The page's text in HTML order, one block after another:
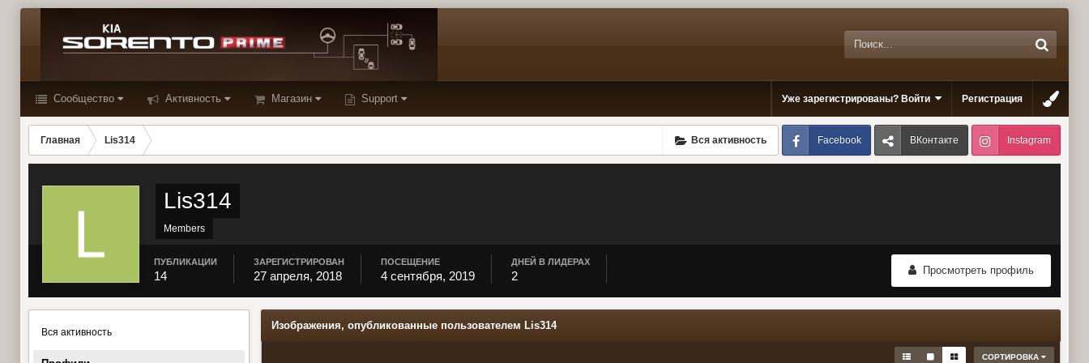
Сообщество Активность Магазин Support Уже зарегистрированы? Войти Регистрация
Вся активность
Главная Lis314 Facebook ВКонтакте Instagram
Lis314
Members
Просмотреть профиль
ПУБЛИКАЦИИ
14
ЗАРЕГИСТРИРОВАН
27 апреля, 2018
ПОСЕЩЕНИЕ
4 сентября, 2019
ДНЕЙ В ЛИДЕРАХ
2
Вся активность
Изображения, опубликованные пользователем Lis314
СОРТИРОВКА